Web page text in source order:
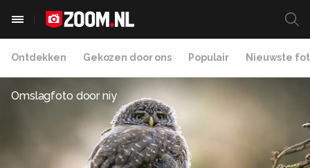
Ontdekken Gekozen door ons Populair Nieuwste
Omslagfoto doorniy